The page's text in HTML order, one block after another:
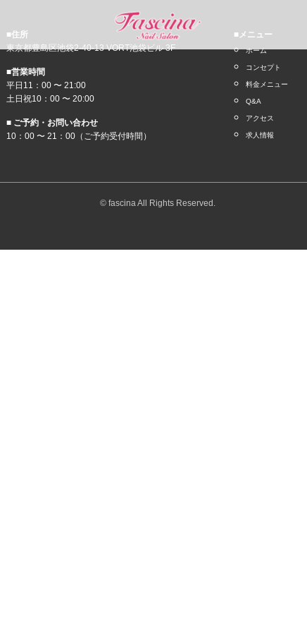
■住所
東京都豊島区池袋2-40-13 VORT池袋ビル 3F
■営業時間
平日11：00 〜 21:00
土日祝10：00 〜 20:00
■ ご予約・お問い合わせ
10：00 〜 21：00（ご予約受付時間）
■メニュー
ホーム
コンセプト
料金メニュー
Q&A
アクセス
求人情報
© fascina All Rights Reserved.